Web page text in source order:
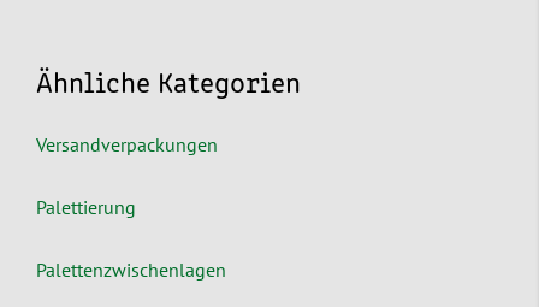
Ähnliche Kategorien
Versandverpackungen
Palettierung
Palettenzwischenlagen